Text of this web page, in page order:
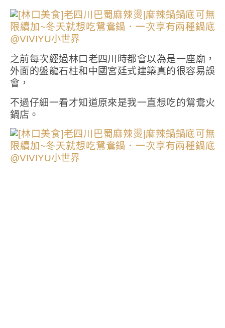
之前每次經過林口老四川時都會以為是一座廟，
外面的盤龍石柱和中國宮廷式建築真的很容易誤
會，
不過仔細一看才知道原來是我一直想吃的鴛鴦火
鍋店。